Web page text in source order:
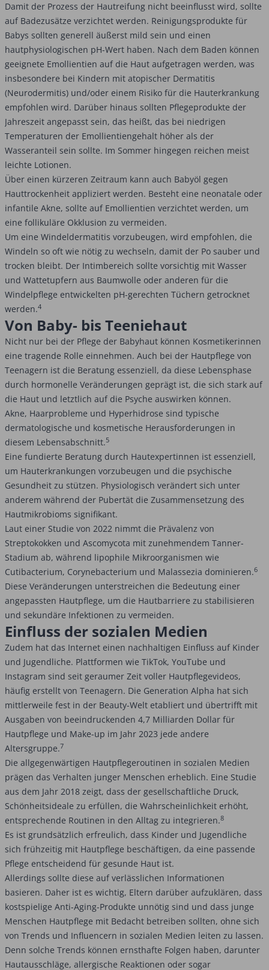
Damit der Prozess der Hautreifung nicht beeinflusst wird, sollte
auf Badezusätze verzichtet werden. Reinigungsprodukte für
Babys sollten generell äußerst mild sein und einen
hautphysiologischen pH-Wert haben. Nach dem Baden können
geeignete Emollientien auf die Haut aufgetragen werden, was
insbesondere bei Kindern mit atopischer Dermatitis
(Neurodermitis) und/oder einem Risiko für die Hauterkrankung
empfohlen wird. Darüber hinaus sollten Pflegeprodukte der
Jahreszeit angepasst sein, das heißt, das bei niedrigen
Temperaturen der Emollientiengehalt höher als der
Wasseranteil sein sollte. Im Sommer hingegen reichen meist
leichte Lotionen.
Über einen kürzeren Zeitraum kann auch Babyöl gegen
Hauttrockenheit appliziert werden. Besteht eine neonatale oder
infantile Akne, sollte auf Emollientien verzichtet werden, um
eine follikuläre Okklusion zu vermeiden.
Um eine Windeldermatitis vorzubeugen, wird empfohlen, die
Windeln so oft wie nötig zu wechseln, damit der Po sauber und
trocken bleibt. Der Intimbereich sollte vorsichtig mit Wasser
und Wattetupfern aus Baumwolle oder anderen für die
Windelpflege entwickelten pH-gerechten Tüchern getrocknet
werden.4
Von Baby- bis Teeniehaut
Nicht nur bei der Pflege der Babyhaut können Kosmetikerinnen
eine tragende Rolle einnehmen. Auch bei der Hautpflege von
Teenagern ist die Beratung essenziell, da diese Lebensphase
durch hormonelle Veränderungen geprägt ist, die sich stark auf
die Haut und letztlich auf die Psyche auswirken können.
Akne, Haarprobleme und Hyperhidrose sind typische
dermatologische und kosmetische Herausforderungen in
diesem Lebensabschnitt.5
Eine fundierte Beratung durch Hautexpertinnen ist essenziell,
um Hauterkrankungen vorzubeugen und die psychische
Gesundheit zu stützen. Physiologisch verändert sich unter
anderem während der Pubertät die Zusammensetzung des
Hautmikrobioms signifikant.
Laut einer Studie von 2022 nimmt die Prävalenz von
Streptokokken und Ascomycota mit zunehmendem Tanner-
Stadium ab, während lipophile Mikroorganismen wie
Cutibacterium, Corynebacterium und Malassezia dominieren.6
Diese Veränderungen unterstreichen die Bedeutung einer
angepassten Hautpflege, um die Hautbarriere zu stabilisieren
und sekundäre Infektionen zu vermeiden.
Einfluss der sozialen Medien
Zudem hat das Internet einen nachhaltigen Einfluss auf Kinder
und Jugendliche. Plattformen wie TikTok, YouTube und
Instagram sind seit geraumer Zeit voller Hautpflegevideos,
häufig erstellt von Teenagern. Die Generation Alpha hat sich
mittlerweile fest in der Beauty-Welt etabliert und übertrifft mit
Ausgaben von beeindruckenden 4,7 Milliarden Dollar für
Hautpflege und Make-up im Jahr 2023 jede andere
Altersgruppe.7
Die allgegenwärtigen Hautpflegeroutinen in sozialen Medien
prägen das Verhalten junger Menschen erheblich. Eine Studie
aus dem Jahr 2018 zeigt, dass der gesellschaftliche Druck,
Schönheitsideale zu erfüllen, die Wahrscheinlichkeit erhöht,
entsprechende Routinen in den Alltag zu integrieren.8
Es ist grundsätzlich erfreulich, dass Kinder und Jugendliche
sich frühzeitig mit Hautpflege beschäftigen, da eine passende
Pflege entscheidend für gesunde Haut ist.
Allerdings sollte diese auf verlässlichen Informationen
basieren. Daher ist es wichtig, Eltern darüber aufzuklären, dass
kostspielige Anti-Aging-Produkte unnötig sind und dass junge
Menschen Hautpflege mit Bedacht betreiben sollten, ohne sich
von Trends und Influencern in sozialen Medien leiten zu lassen.
Denn solche Trends können ernsthafte Folgen haben, darunter
Hautausschläge, allergische Reaktionen oder sogar